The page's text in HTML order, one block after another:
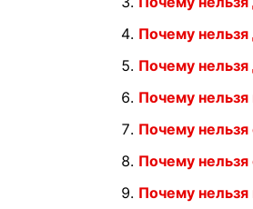
Почему нельзя
Почему
Почему нельзя
Почему
Почему
Почему